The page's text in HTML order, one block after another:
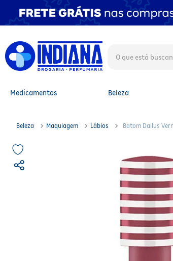
Medicamentos Beleza
Beleza Maquiagem Lábios Batom Dailus
TERMOS MAIS BUSCADOS
1º
fralda
fralda xg
protetor solar
óleo capilar